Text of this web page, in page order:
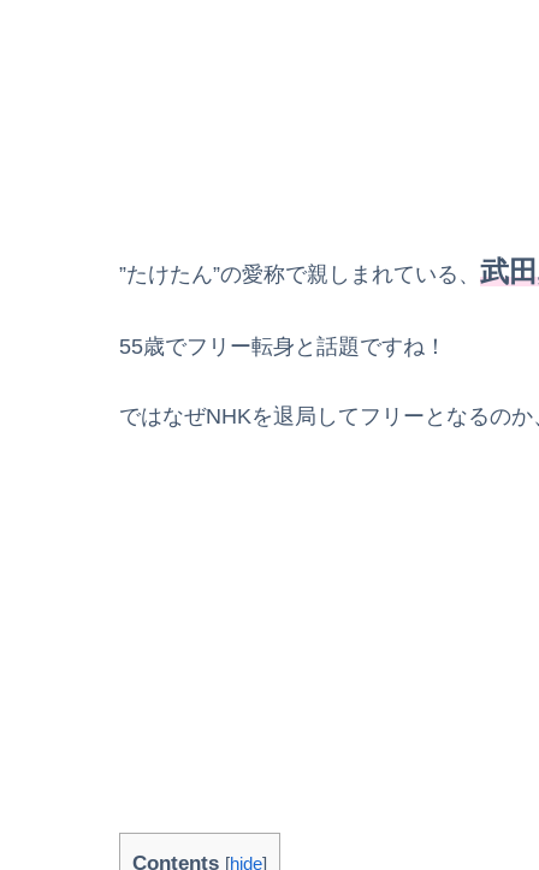
”たけたん”の愛称で親しまれている、 武
55歳でフリー転身と話題ですね！
ではなぜNHKを退局してフリーとなるの
Contents [hide]